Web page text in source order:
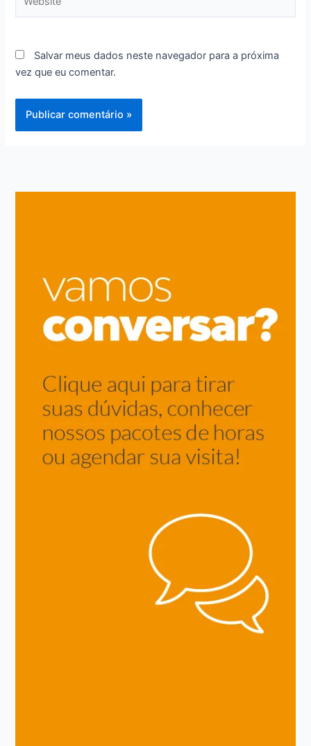
Salvar meus dados neste navegador para a próxima
vez que eu comentar.